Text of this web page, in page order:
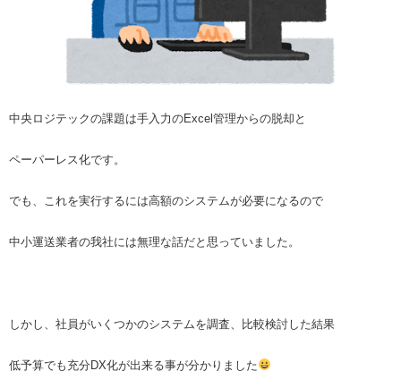
中央ロジテックの課題は手入力のExcel管理からの脱却と
ペーパーレス化です。
でも、これを実行するには高額のシステムが必要になるので
中小運送業者の我社には無理な話だと思っていました。
しかし、社員がいくつかのシステムを調査、比較検討した結果
低予算でも充分DX化が出来る事が分かりました